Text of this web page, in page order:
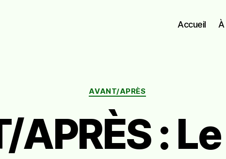
Accueil
Catégories
AVANT/APRÈS
APRÈS :